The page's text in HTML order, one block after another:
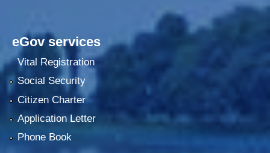
eGov services
Vital Registration
Social Security
Citizen Charter
Application Letter
Phone Book